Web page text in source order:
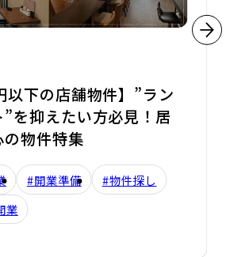
以下の店舗物件】”ラン
を抑えたい方必見！居
物件特集
#開業準備
#物件探し
業